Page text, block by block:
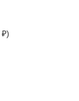
₽)